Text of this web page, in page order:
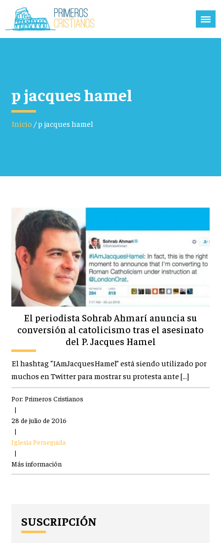
p jacques hamel
Inicio/p jacques hamel
El periodista Sohrab Ahmarí anuncia su
conversión al catolicismo tras el asesinato
del P. Jacques Hamel
El hashtag “IAmJacquesHamel” está siendo utilizado por
muchos en Twitter para mostrar su protesta ante […]
Por: Primeros Cristianos
|
28 de julio de 2016
|
Iglesia Perseguida
|
Más información
SUSCRIPCIÓN